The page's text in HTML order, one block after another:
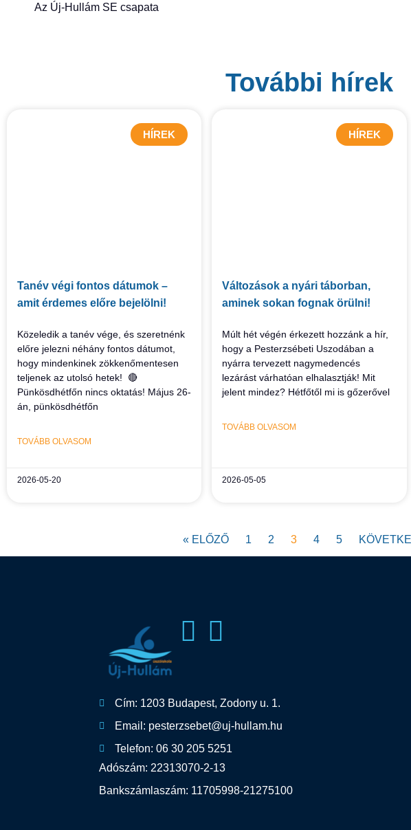
Az Új-Hullám SE csapata
További hírek
HÍREK
Tanév végi fontos dátumok –
amit érdemes előre bejelölni!
Közeledik a tanév vége, és szeretnénk
előre jelezni néhány fontos dátumot,
hogy mindenkinek zökkenőmentesen
teljenek az utolsó hetek! 🔴
Pünkösdhétfőn nincs oktatás! Május 26-
án, pünkösdhétfőn
TOVÁBB OLVASOM
2026-05-20
HÍREK
Változások a nyári táborban,
aminek sokan fognak örülni!
Múlt hét végén érkezett hozzánk a hír,
hogy a Pesterzsébeti Uszodában a
nyárra tervezett nagymedencés
lezárást várhatóan elhalasztják! Mit
jelent mindez? Hétfőtől mi is gőzerővel
TOVÁBB OLVASOM
2026-05-05
« ELŐZŐ 1 2 3 4 5
Cím: 1203 Budapest, Zodony u. 1.
Email: pesterzsebet@uj-hullam.hu
Telefon: 06 30 205 5251
Adószám: 22313070-2-13
Bankszámlaszám: 11705998-21275100